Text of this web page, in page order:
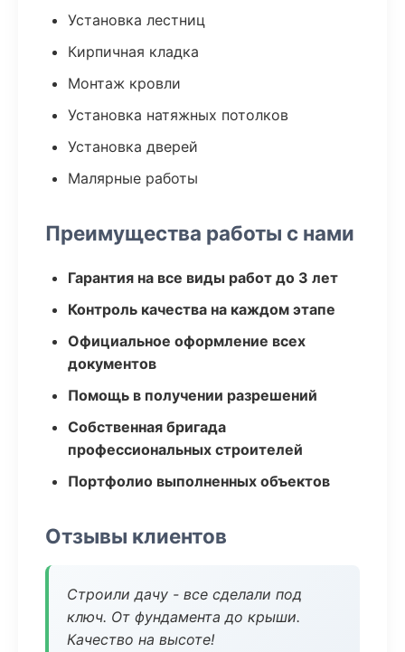
Установка лестниц
Кирпичная кладка
Монтаж кровли
Установка натяжных потолков
Установка дверей
Малярные работы
Преимущества работы с нами
Гарантия на все виды работ до 3 лет
Контроль качества на каждом этапе
Официальное оформление всех
документов
Помощь в получении разрешений
Собственная бригада
профессиональных строителей
Портфолио выполненных объектов
Отзывы клиентов
Строили дачу - все сделали под
ключ. От фундамента до крыши.
Качество на высоте!